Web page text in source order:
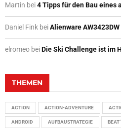
Martin bei4 Tipps für den Bau eines
Daniel Fink beiAlienware
elromeo beiDie Ski Challenge ist im
THEMEN
ACTION ACTION-ADVENTURE
ANDROID AUFBAUSTRATEGIE